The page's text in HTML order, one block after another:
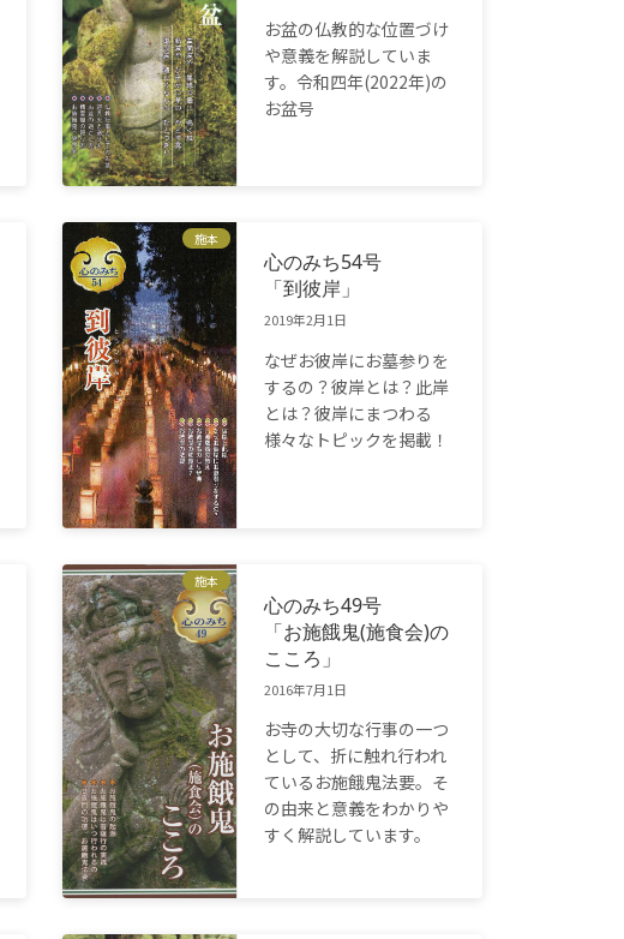
お盆の仏教的な位置づけ
や意義を解説していま
す。令和四年(2022年)の
お盆号
施本
心のみち54号
「到彼岸」
2019年2月1日
なぜお彼岸にお墓参りを
するの？彼岸とは？此岸
とは？彼岸にまつわる
様々なトピックを掲載！
施本
心のみち49号
「お施餓鬼(施食会)の
こころ」
2016年7月1日
お寺の大切な行事の一つ
として、折に触れ行われ
ているお施餓鬼法要。そ
の由来と意義をわかりや
すく解説しています。